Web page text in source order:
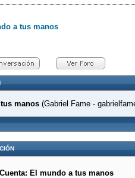
a tus manos
manos(Gabriel Fame -
El mundo a tus manos